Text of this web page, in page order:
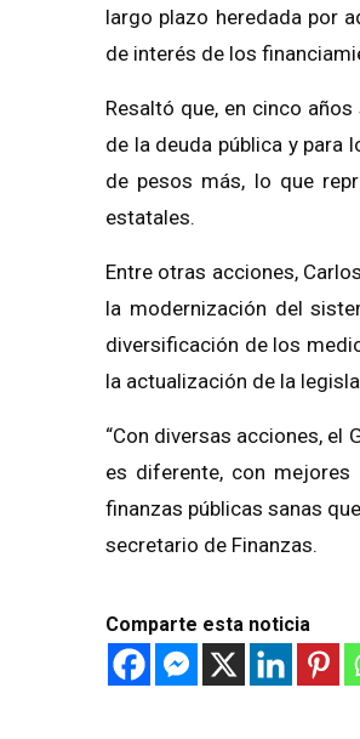
largo plazo heredada por
de interés de los
Resaltó que, en cinco
de la deuda pública y para
de pesos más, lo que
estatales.
Entre otras acciones,
la modernización del
diversificación de los
la actualización de la
“Con diversas acciones, el
es diferente, con
finanzas públicas sanas
secretario de Finanzas.
Comparte esta noticia